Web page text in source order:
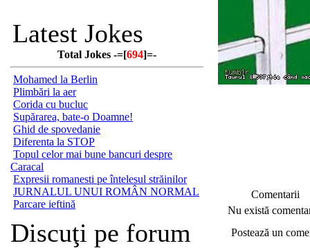
Latest Jokes
Total Jokes -=[694]=-
Mohamed la Berlin
Plimbări la aer
Corida cu bucluc
Supărarea, bate-o Doamne!
Ghid de spovedanie
Diferenta la STOP
Topul celor mai bune bancuri despre
Caracal
Expresii romanesti pe întelesul străinilor
JURNALUL UNUI ROMÂN NORMAL
Parcare ieftină
Discuţi pe forum
Comentarii
Nu există
Postează un